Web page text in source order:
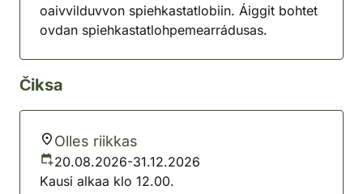
oaivvilduvvon spiehkastatlobiin. Áiggit bohtet
ovdan spiehkastatlohpemearrádusas.
Čiksa
Olles riikkas
20.08.2026-31.12.2026
Kausi alkaa klo 12.00.